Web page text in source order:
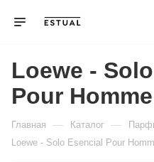
Loewe -
Pour
Главная — Каталог —
Loewe - Solo Esencial Pour